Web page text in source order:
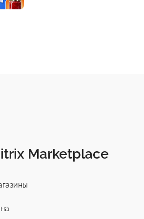
Marketplace